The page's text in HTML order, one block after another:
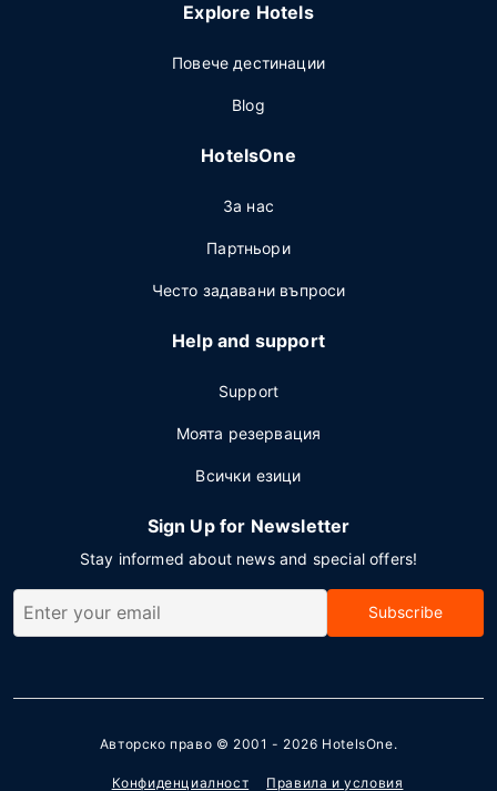
Explore Hotels
Повече дестинации
Blog
HotelsOne
За нас
Партньори
Често задавани въпроси
Help and support
Support
Моята резервация
Всички езици
Sign Up for Newsletter
Stay informed about news and special offers!
Subscribe
Авторско право © 2001 - 2026 HotelsOne.
Конфиденциалност Правила и условия